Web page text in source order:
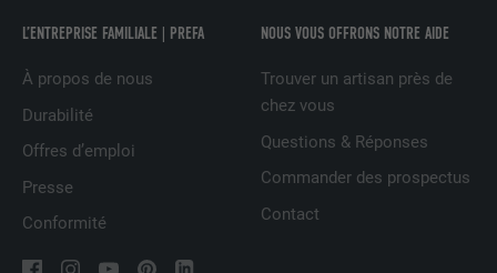
L’ENTREPRISE FAMILIALE | PREFA
À propos de nous
Durabilité
Offres d’emploi
Presse
Conformité
NOUS VOUS OFFRONS NOTRE AIDE
Trouver un artisan près de
chez vous
Questions & Réponses
Commander des prospectus
Contact
EXPIRATION 2 ans
UTILITÉ
Utilisé par le service de réseau social
LinkedIn pour suivre l'utilisation de
services intégrés
UserMatchHistory
FOURNISSEUR LinkedIn